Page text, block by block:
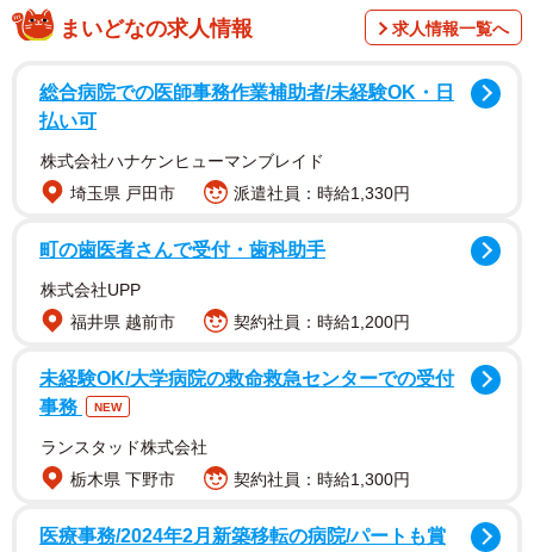
に」
「ケータイ代は？食費は？光熱費は？」
「貯金も多くないのに、無収入になったらどうすればいい
のか…」
限界を超えても働き続けてしまう人は少なくありません。
しかし、今の日本の社会保障制度には、心の不調で働けな
くなった人を支えるセーフティネットが、いくつもありま
生活の柱となる「傷病手当金」の仕組みと受給条
休職中の所得保障として最も重要なのが、健康保険から支
給される「傷病手当金」です。
まいどなの求人情報 求人情報一覧へ
総合病院での医師事務作業補助者/未経験OK・日
払い可
株式会社ハナケンヒューマンブレイド
埼玉県 戸田市
派遣社員：時給1,330円
町の歯医者さんで受付・歯科助手
株式会社UPP
福井県 越前市
契約社員：時給1,200円
未経験OK/大学病院の救命救急センターでの受付
事務
NEW
ランスタッド株式会社
栃木県 下野市
契約社員：時給1,300円
医療事務/2024年2月新築移転の病院/パートも賞